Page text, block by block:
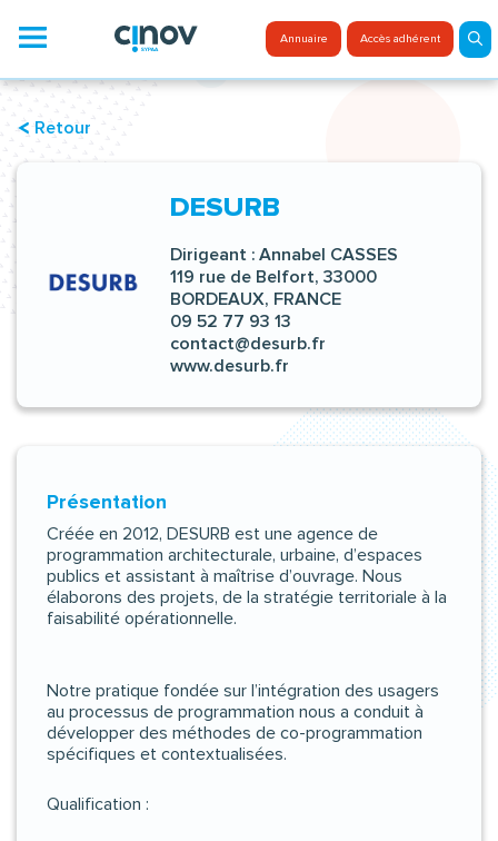
contenu
Menu Annuaire Accès adhérent
Retour
DESURB
Dirigeant : Annabel CASSES
119 rue de Belfort, 33000
BORDEAUX, FRANCE
09 52 77 93 13
contact@desurb.fr
www.desurb.fr
Présentation
Créée en 2012, DESURB est une agence de
programmation architecturale, urbaine, d’espaces
publics et assistant à maîtrise d’ouvrage. Nous
élaborons des projets, de la stratégie territoriale à la
faisabilité opérationnelle.
Notre pratique fondée sur l’intégration des usagers
au processus de programmation nous a conduit à
développer des méthodes de co-programmation
spécifiques et contextualisées.
Qualification :